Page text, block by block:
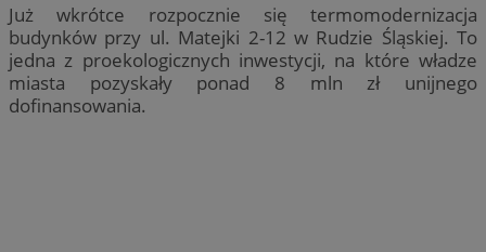
Już wkrótce rozpocznie się termomodernizacja
budynków przy ul. Matejki 2-12 w Rudzie Śląskiej. To
jedna z proekologicznych inwestycji, na które władze
miasta pozyskały ponad 8 mln zł unijnego
dofinansowania.